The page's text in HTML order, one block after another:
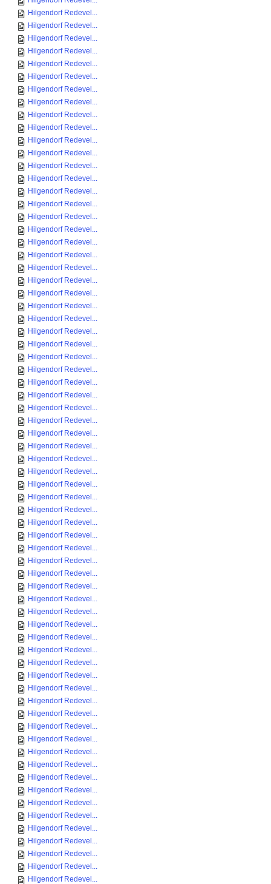
Hilgendorf Redevel...
Hilgendorf Redevel...
Hilgendorf Redevel...
Hilgendorf Redevel...
Hilgendorf Redevel...
Hilgendorf Redevel...
Hilgendorf Redevel...
Hilgendorf Redevel...
Hilgendorf Redevel...
Hilgendorf Redevel...
Hilgendorf Redevel...
Hilgendorf Redevel...
Hilgendorf Redevel...
Hilgendorf Redevel...
Hilgendorf Redevel...
Hilgendorf Redevel...
Hilgendorf Redevel...
Hilgendorf Redevel...
Hilgendorf Redevel...
Hilgendorf Redevel...
Hilgendorf Redevel...
Hilgendorf Redevel...
Hilgendorf Redevel...
Hilgendorf Redevel...
Hilgendorf Redevel...
Hilgendorf Redevel...
Hilgendorf Redevel...
Hilgendorf Redevel...
Hilgendorf Redevel...
Hilgendorf Redevel...
Hilgendorf Redevel...
Hilgendorf Redevel...
Hilgendorf Redevel...
Hilgendorf Redevel...
Hilgendorf Redevel...
Hilgendorf Redevel...
Hilgendorf Redevel...
Hilgendorf Redevel...
Hilgendorf Redevel...
Hilgendorf Redevel...
Hilgendorf Redevel...
Hilgendorf Redevel...
Hilgendorf Redevel...
Hilgendorf Redevel...
Hilgendorf Redevel...
Hilgendorf Redevel...
Hilgendorf Redevel...
Hilgendorf Redevel...
Hilgendorf Redevel...
Hilgendorf Redevel...
Hilgendorf Redevel...
Hilgendorf Redevel...
Hilgendorf Redevel...
Hilgendorf Redevel...
Hilgendorf Redevel...
Hilgendorf Redevel...
Hilgendorf Redevel...
Hilgendorf Redevel...
Hilgendorf Redevel...
Hilgendorf Redevel...
Hilgendorf Redevel...
Hilgendorf Redevel...
Hilgendorf Redevel...
Hilgendorf Redevel...
Hilgendorf Redevel...
Hilgendorf Redevel...
Hilgendorf Redevel...
Hilgendorf Redevel...
Hilgendorf Redevel...